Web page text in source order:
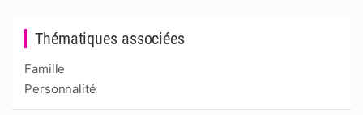
Thématiques associées
Famille
Personnalité